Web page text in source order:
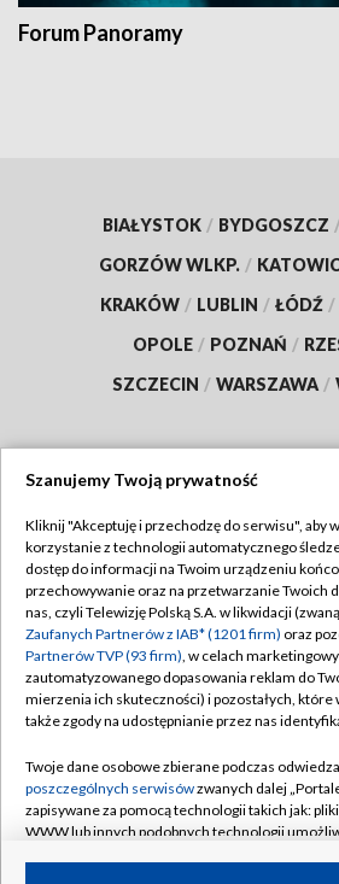
Forum Panoramy
BIAŁYSTOK / BYDGOSZCZ
GORZÓW WLKP. /
KRAKÓW / LUBLIN / ŁÓDŹ /
OPOLE / POZNAŃ /
SZCZECIN / WARSZAWA /
TVP
Abonament TVP
Emisja w TVP
Centrum informacji TVP
Naziemna Telewizja Cyfrowa
Rada Programowa
System NOS
Informacje o nadawcy
Regulamin
Polityka
Moje zgody
Pomoc
Kontakt
Kanały
Szanujemy Twoją prywatność
Kliknij "Akceptuję i przechodzę do serwisu", aby
korzystanie z technologii automatycznego
dostęp do informacji na Twoim urządzeniu
przechowywanie oraz na przetwarzanie Twoich
nas, czyli Telewizję Polską S.A. w likwidacji
Zaufanych Partnerów z IAB* (1201 firm) oraz
Partnerów TVP (93 firm), w celach
zautomatyzowanego dopasowania reklam do
mierzenia ich skuteczności) i pozostałych, które
także zgody na udostępnianie przez nas
Twoje dane osobowe zbierane podczas
poszczególnych serwisówzwanych dalej
zapisywane za pomocą technologii takich jak:
WWW lub innych podobnych technologii